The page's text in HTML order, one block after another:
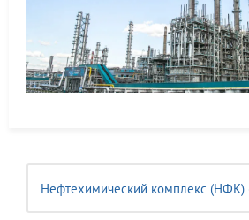
Нефтехимический комплекс (НФК)